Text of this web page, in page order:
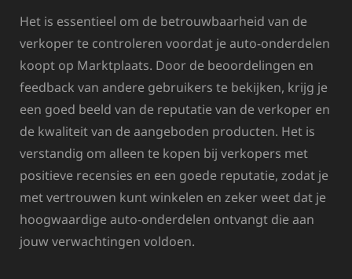
Het is essentieel om de betrouwbaarheid van de
verkoper te controleren voordat je auto-onderdelen
koopt op Marktplaats. Door de beoordelingen en
feedback van andere gebruikers te bekijken, krijg je
een goed beeld van de reputatie van de verkoper en
de kwaliteit van de aangeboden producten. Het is
verstandig om alleen te kopen bij verkopers met
positieve recensies en een goede reputatie, zodat je
met vertrouwen kunt winkelen en zeker weet dat je
hoogwaardige auto-onderdelen ontvangt die aan
jouw verwachtingen voldoen.